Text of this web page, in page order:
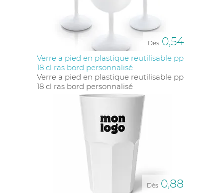
Dès 0,54
Verre a pied en plastique reutilisable pp
18 cl ras bord personnalisé
Verre a pied en plastique reutilisable pp
18 cl ras bord personnalisé
Dès 0,88